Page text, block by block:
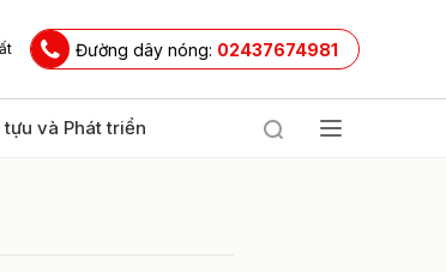
Đường dây nóng: 02437674981
tựu và Phát triển